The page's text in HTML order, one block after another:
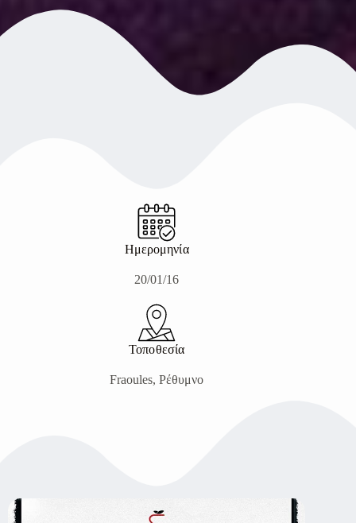
Ημερομηνία
20/01/16
Τοποθεσία
Fraoules, Ρέθυμνο